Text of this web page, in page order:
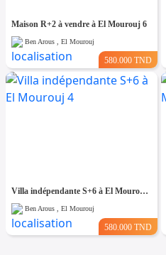
Maison R+2 à vendre à El Mourouj 6
Ben Arous , El Mourouj
580.000 TND
Villa indépendante S+6 à El Mourouj 4
Ben Arous , El Mourouj
580.000 TND